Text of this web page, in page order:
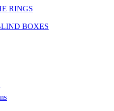
RINGS
BOXES